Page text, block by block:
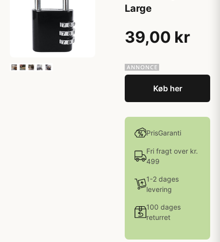
Large
39,00 kr
Køb her
PrisGaranti
Fri fragt over kr.
499
1-2 dages
levering
100 dages
returret